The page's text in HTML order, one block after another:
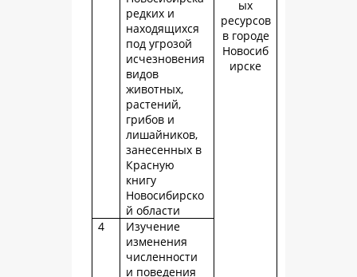
ых
ресурсов
в городе
Новосиб
ирске
редких и
находящихся
под угрозой
исчезновения
видов
животных,
растений,
грибов и
лишайников,
занесенных в
Красную
книгу
Новосибирско
й области
4
Изучение
изменения
численности
и поведения